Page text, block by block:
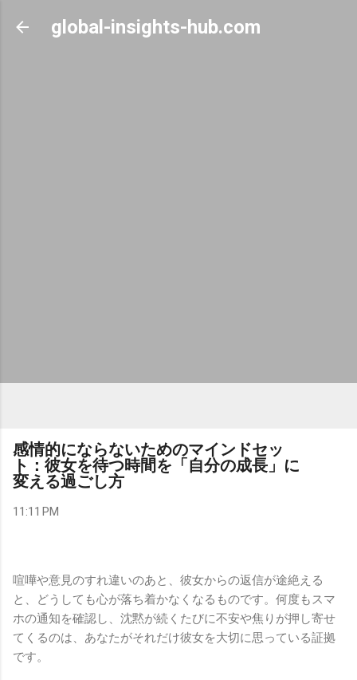
Skip to main content
global-insights-hub.com
感情的にならないためのマインドセッ
ト：彼女を待つ時間を「自分の成長」に
変える過ごし方
11:11 PM
喧嘩や意見のすれ違いのあと、彼女からの返信が途絶える
と、どうしても心が落ち着かなくなるものです。何度もスマ
ホの通知を確認し、沈黙が続くたびに不安や焦りが押し寄せ
てくるのは、あなたがそれだけ彼女を大切に思っている証拠
です。